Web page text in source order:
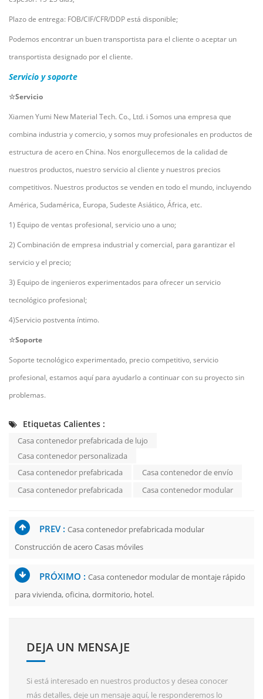
Plazo de entrega: FOB/CIF/CFR/DDP está disponible;
Podemos encontrar un buen transportista para el cliente o aceptar un
transportista designado por el cliente.
Servicio y soporte
☆Servicio
Xiamen Yumi New Material Tech. Co., Ltd. i Somos una empresa que
combina industria y comercio, y somos muy profesionales en productos de
estructura de acero en China. Nos enorgullecemos de la calidad de
nuestros productos, nuestro servicio al cliente y nuestros precios
competitivos. Nuestros productos se venden en todo el mundo, incluyendo
América, Sudamérica, Europa, Sudeste Asiático, África, etc.
1) Equipo de ventas profesional, servicio uno a uno;
2) Combinación de empresa industrial y comercial, para garantizar el
servicio y el precio;
3) Equipo de ingenieros experimentados para ofrecer un servicio
tecnológico profesional;
4)Servicio postventa íntimo.
☆Soporte
Soporte tecnológico experimentado, precio competitivo, servicio
profesional, estamos aquí para ayudarlo a continuar con su proyecto sin
problemas.
Etiquetas Calientes :
Casa contenedor prefabricada de lujo
Casa contenedor personalizada
Casa contenedor prefabricada
Casa contenedor de envío
Casa contenedor prefabricada
Casa contenedor modular
PREV : Casa contenedor prefabricada modular
Construcción de acero Casas móviles
PRÓXIMO : Casa contenedor modular de montaje rápido
para vivienda, oficina, dormitorio, hotel.
DEJA UN MENSAJE
Si está interesado en nuestros productos y desea conocer
más detalles, deje un mensaje aquí, le responderemos lo